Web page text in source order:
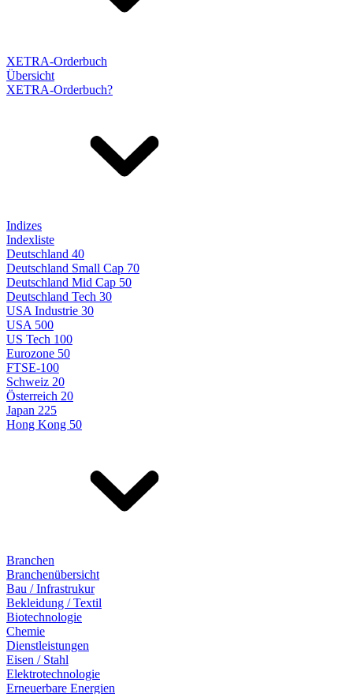
XETRA-Orderbuch
Übersicht
XETRA-Orderbuch?
Indizes
Indexliste
Deutschland 40
Deutschland Small Cap 70
Deutschland Mid Cap 50
Deutschland Tech 30
USA Industrie 30
USA 500
US Tech 100
Eurozone 50
FTSE-100
Schweiz 20
Österreich 20
Japan 225
Hong Kong 50
Branchen
Branchenübersicht
Bau / Infrastrukur
Bekleidung / Textil
Biotechnologie
Chemie
Dienstleistungen
Eisen / Stahl
Elektrotechnologie
Erneuerbare Energien